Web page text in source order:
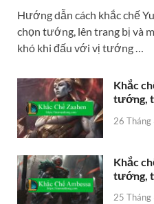
Hướng dẫn cách khắc chế
chọn tướng, lên trang bị và
khó khi đấu với vị tướng …
Khắc
tướng,
26 Tháng
Khắc
tướng,
25 Tháng